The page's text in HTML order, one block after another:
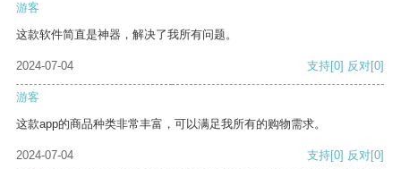
游客
这款软件简直是神器，解决了我所有问题。
2024-07-04 支持[0] 反对[0]
游客
这款app的商品种类非常丰富，可以满足我所有的购物需求。
2024-07-04 支持[0] 反对[0]